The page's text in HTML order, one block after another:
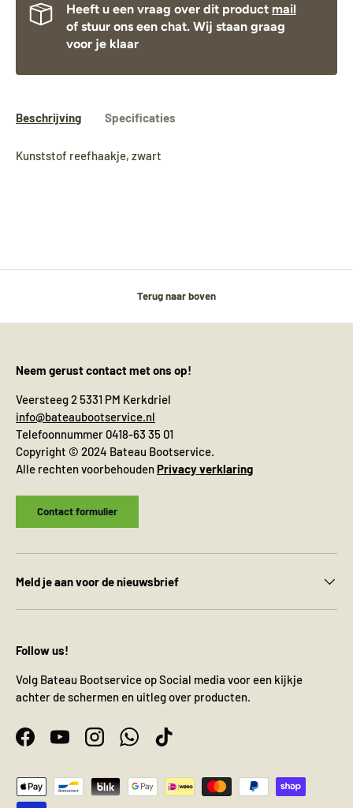
Heeft u een vraag over dit product mail
of stuur ons een chat. Wij staan graag
voor je klaar
Beschrijving Specificaties
Kunststof reefhaakje, zwart
Terug naar boven
Neem gerust contact met ons op!
Veersteeg 2 5331 PM Kerkdriel
info@bateaubootservice.nl
Telefoonnummer 0418-63 35 01
Copyright © 2024 Bateau Bootservice.
Alle rechten voorbehoudenPrivacy verklaring
Contact formulier
Meld je aan voor de nieuwsbrief
Follow us!
Volg Bateau Bootservice op Social media voor een kijkje
achter de schermen en uitleg over producten.
FacebookYouTubeInstagramWhatsAppTikTok
Geaccepteerde betaalmethoden